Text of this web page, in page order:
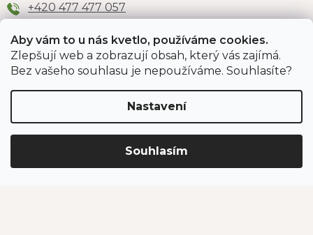
Aby vám to u nás kvetlo, používáme cookies.
Zlepšují web a zobrazují obsah, který vás zajímá.
Bez vašeho souhlasu je nepoužíváme. Souhlasíte?
Nastavení
Souhlasím
+420 477 477 057
Odběr newsletteru
PŘIHLÁSIT SE